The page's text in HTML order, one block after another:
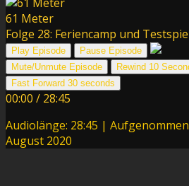
61 Meter
Folge 28: Feriencamp und
Play Episode
Pause Episode
Mute/Unmute Episode
Rewind 10
Fast Forward 30 seconds
00:00 / 28:45
Audiolänge: 28:45 |
August 2020